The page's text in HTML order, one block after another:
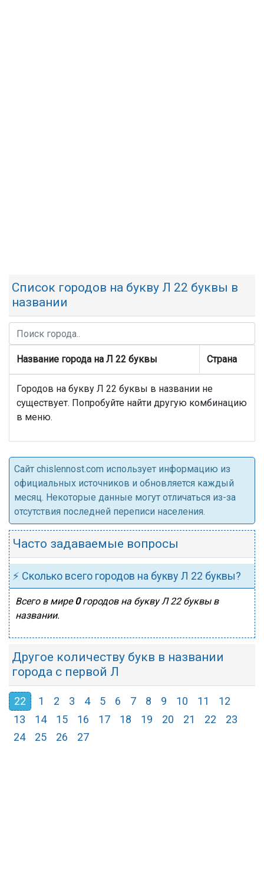
Список городов на букву Л 22 буквы в
названии
Название города на Л 22 буквы Страна
Городов на букву Л 22 буквы в названии не
существует. Попробуйте найти другую комбинацию
в меню.
Cайт chislennost.com использует информацию из
официальных источников и обновляется каждый
месяц. Некоторые данные могут отличаться из-за
отсутствия последней переписи населения.
Часто задаваемые вопросы
⚡ Сколько всего городов на букву Л 22 буквы?
Всего в мире0городов на букву Л 22 буквы в
названии.
Другое количеству букв в названии
города с первой Л
22 1 2 3 4 5 6 7 8 9 10 11
12
13
14 15 16 17 18 19 20 21 22
23
24
25 26 27